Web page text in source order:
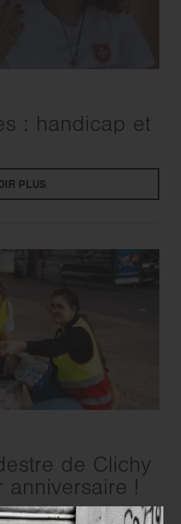
: handicap et
PLUS
de Clichy
anniversaire !